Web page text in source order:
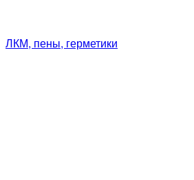
ЛКМ, пены, герметики